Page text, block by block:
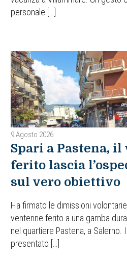
personale […]
9 Agosto 2026
Spari a Pastena,
ferito lascia
sul vero obiettivo
Ha firmato le dimissioni
ventenne ferito a una gamba
nel quartiere Pastena, a Salerno.
presentato […]